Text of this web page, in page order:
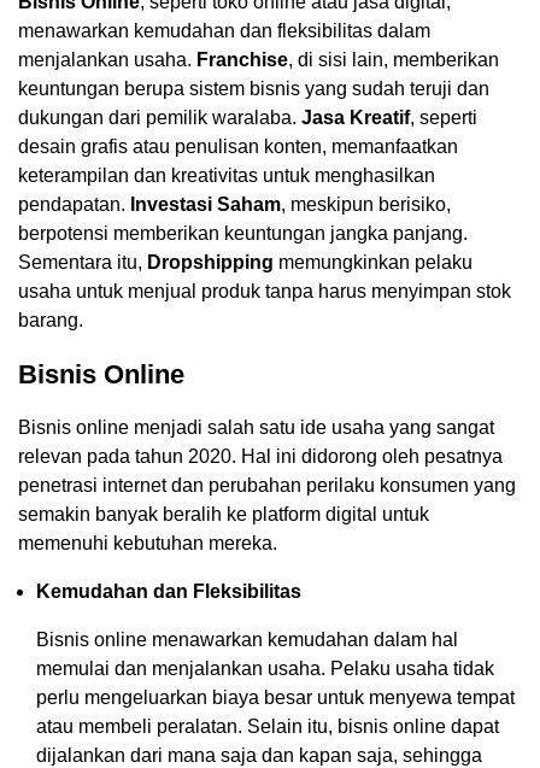
menawarkan kemudahan dan fleksibilitas dalam
menjalankan usaha. Franchise, di sisi lain, memberikan
keuntungan berupa sistem bisnis yang sudah teruji dan
dukungan dari pemilik waralaba. Jasa Kreatif, seperti
desain grafis atau penulisan konten, memanfaatkan
keterampilan dan kreativitas untuk menghasilkan
pendapatan. Investasi Saham, meskipun berisiko,
berpotensi memberikan keuntungan jangka panjang.
Sementara itu, Dropshipping memungkinkan pelaku
usaha untuk menjual produk tanpa harus menyimpan stok
barang.
Bisnis Online
Bisnis online menjadi salah satu ide usaha yang sangat
relevan pada tahun 2020. Hal ini didorong oleh pesatnya
penetrasi internet dan perubahan perilaku konsumen yang
semakin banyak beralih ke platform digital untuk
memenuhi kebutuhan mereka.
Kemudahan dan Fleksibilitas
Bisnis online menawarkan kemudahan dalam hal
memulai dan menjalankan usaha. Pelaku usaha tidak
perlu mengeluarkan biaya besar untuk menyewa tempat
atau membeli peralatan. Selain itu, bisnis online dapat
dijalankan dari mana saja dan kapan saja, sehingga